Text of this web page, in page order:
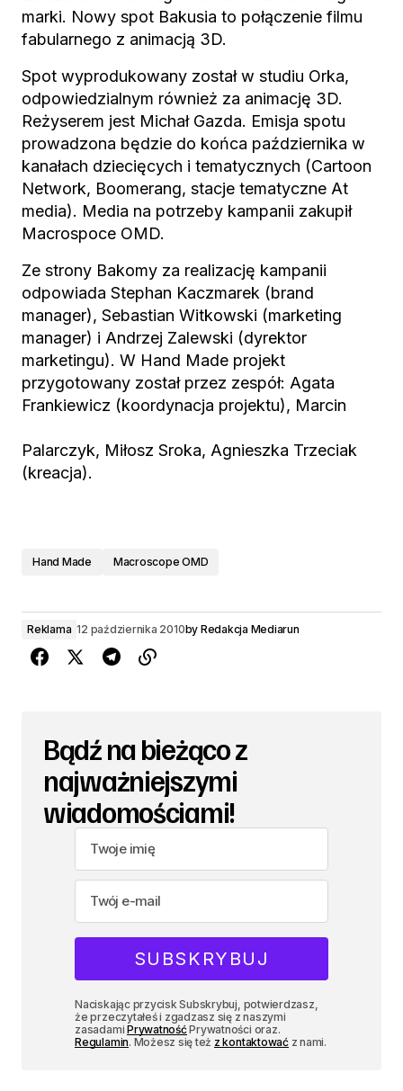
marki. Nowy spot Bakusia to połączenie filmu
fabularnego z animacją 3D.
Spot wyprodukowany został w studiu Orka,
odpowiedzialnym również za animację 3D.
Reżyserem jest Michał Gazda. Emisja spotu
prowadzona będzie do końca października w
kanałach dziecięcych i tematycznych (Cartoon
Network, Boomerang, stacje tematyczne At
media). Media na potrzeby kampanii zakupił
Macrospoce OMD.
Ze strony Bakomy za realizację kampanii
odpowiada Stephan Kaczmarek (brand
manager), Sebastian Witkowski (marketing
manager) i Andrzej Zalewski (dyrektor
marketingu). W Hand Made projekt
przygotowany został przez zespół: Agata
Frankiewicz (koordynacja projektu), Marcin
Palarczyk, Miłosz Sroka, Agnieszka Trzeciak
(kreacja).
Hand Made Macroscope OMD
Reklama 12 października 2010by Redakcja Mediarun
Bądź na bieżąco z
najważniejszymi
wiadomościami!
Naciskając przycisk Subskrybuj, potwierdzasz,
że przeczytałeś i zgadzasz się z naszymi
zasadamiPrywatnośćPrywatności oraz.
Regulamin. Możesz się też z kontaktowaćz nami.